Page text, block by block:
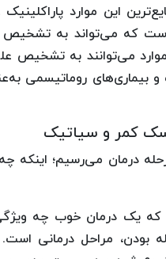
این موارد
که می‌تواند به تشخیص
می‌توانند به تشخیص
کمر و سیاتیک
درمان می‌رسیم؛ اینکه چه
که یک درمان خوب چه
بودن، مراحل درمانی